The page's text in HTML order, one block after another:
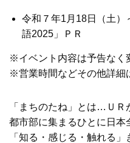
令和７年1月18日（土）
語2025」ＰＲ
※イベント内容は予告なく
※営業時間などその他詳細
「まちのたね」とは…ＵＲ
都市部に集まるひとに日本
「知る・感じる・触れる